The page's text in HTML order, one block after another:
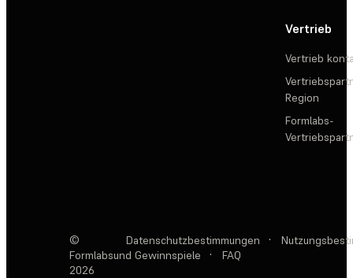
Vertrieb
Vertrieb
Region
Formlabs-
©
Formlabs
2026
Datenschutzbestimmungen ·
und Gewinnspiele
· FAQ